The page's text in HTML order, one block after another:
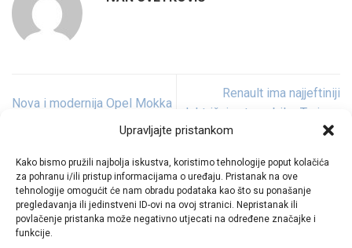
Upravljajte pristankom
Kako bismo pružili najbolja iskustva, koristimo tehnologije poput kolačića
za pohranu i/ili pristup informacijama o uređaju. Pristanak na ove
tehnologije omogućit će nam obradu podataka kao što su ponašanje
pregledavanja ili jedinstveni ID-ovi na ovoj stranici. Nepristanak ili
povlačenje pristanka može negativno utjecati na određene značajke i
funkcije.
Nova i modernija Opel Mokka
kreće od 135 tisuća kuna
Renault ima najjeftiniji
električni automobil – Twingo
Z.E.
Odgovori
Vaša adresa e-pošte neće biti objavljena. Obavezna polja su
označena sa